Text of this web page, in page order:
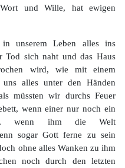
und Wille, hat ewigen
unserem Leben alles ins
Tod sich naht und das Haus
wird, wie mit einem
alles unter den Händen
müssten wir durchs Feuer
wenn einer nur noch ein
ist, wenn ihm die Welt
sogar Gott ferne zu sein
ohne alles Wanken zu ihm
noch durch den letzten